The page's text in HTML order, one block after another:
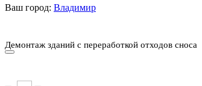
Ваш город: Владимир
Демонтаж зданий с переработкой отходов сноса